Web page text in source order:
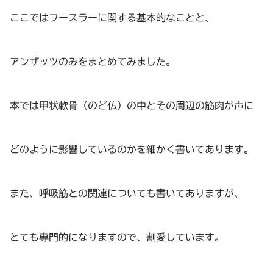
ここではフースラーに関する基本的なことと、
アンザッツのみをまとめてみました。
本では甲状軟骨（のど仏）の中とその周辺の筋肉が声に
どのように影響しているのかを細かく書いてあります。
また、呼吸筋との関連についても書いてありますが、
とても専門的になりますので、割愛しています。